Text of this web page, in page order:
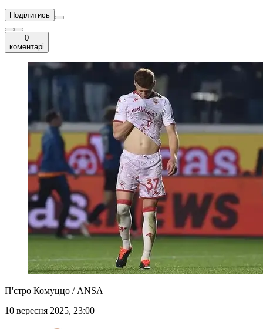
Поділитись
0
коментарі
П'єтро Комуццо / ANSA
10 вересня 2025, 23:00